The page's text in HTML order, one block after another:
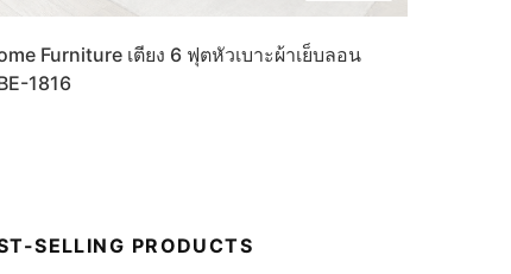
Furniture เตียง 6 ฟุตหัวเบาะผ้าเย็บลอน
1816
SELLING PRODUCTS